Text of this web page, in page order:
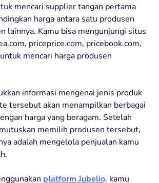
mencari supplier tangan pertama
harga antara satu produsen
lainnya. Kamu bisa mengunjungi situs
priceprice.com, pricebook.com,
mencari harga produsen
informasi mengenai jenis produk
tersebut akan menampilkan berbagai
harga yang beragam. Setelah
memilih produsen tersebut,
adalah mengelola penjualan kamu
platform Jubelio, kamu